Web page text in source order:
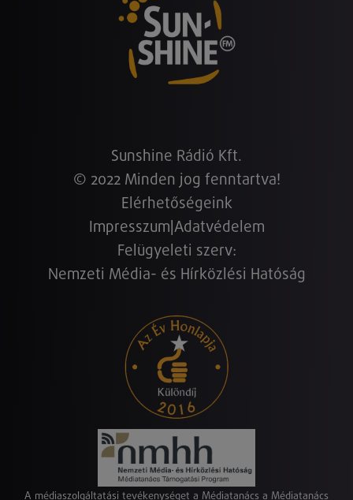
Sunshine Rádió Kft.
© 2022 Minden jog fenntartva!
Elérhetőségeink
Impresszum Adatvédelem
Felügyeleti szerv:
Nemzeti Média- és Hírközlési Hatóság
A médiaszolgáltatási tevékenységet a Médiatanács a Médiatanács